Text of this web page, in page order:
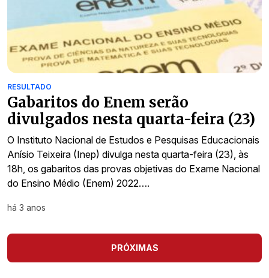
RESULTADO
Gabaritos do Enem serão
divulgados nesta quarta-feira (23)
O Instituto Nacional de Estudos e Pesquisas Educacionais
Anísio Teixeira (Inep) divulga nesta quarta-feira (23), às
18h, os gabaritos das provas objetivas do Exame Nacional
do Ensino Médio (Enem) 2022….
há 3 anos
PRÓXIMAS